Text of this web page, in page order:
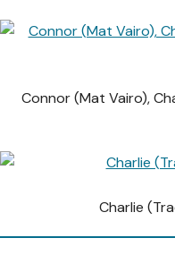
Connor (Mat Vairo),
Charlie